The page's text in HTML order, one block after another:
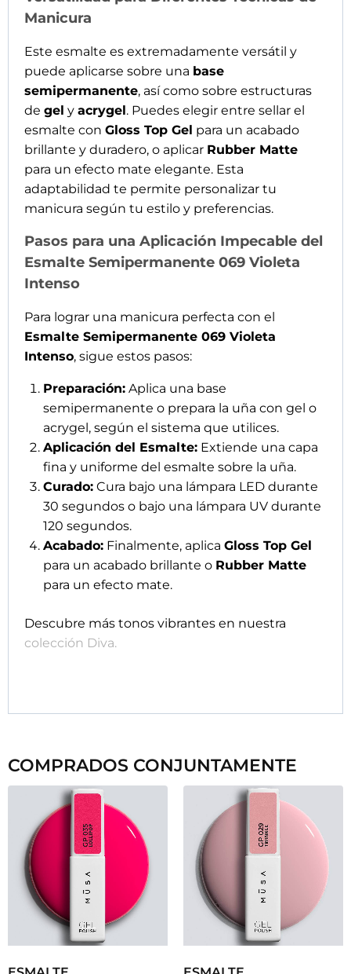
Manicura
Este esmalte es extremadamente versátil y
puede aplicarse sobre una base
semipermanente, así como sobre estructuras
de gel y acrygel. Puedes elegir entre sellar el
esmalte con Gloss Top Gel para un acabado
brillante y duradero, o aplicar Rubber Matte
para un efecto mate elegante. Esta
adaptabilidad te permite personalizar tu
manicura según tu estilo y preferencias.
Pasos para una Aplicación Impecable del
Esmalte Semipermanente 069 Violeta
Intenso
Para lograr una manicura perfecta con el
Esmalte Semipermanente 069 Violeta
Intenso, sigue estos pasos:
Preparación: Aplica una base
semipermanente o prepara la uña con gel o
acrygel, según el sistema que utilices.
Aplicación del Esmalte: Extiende una capa
fina y uniforme del esmalte sobre la uña.
Curado: Cura bajo una lámpara LED durante
30 segundos o bajo una lámpara UV durante
120 segundos.
Acabado: Finalmente, aplica Gloss Top Gel
para un acabado brillante o Rubber Matte
para un efecto mate.
Descubre más tonos vibrantes en nuestra
colección Diva.
COMPRADOS CONJUNTAMENTE
Apúntate a nuestra
NEWSLETTER
descuento
Acepto el tratamiento de mis datos. SIMAU SL
tratará tus datos con la finalidad de mantenerte
novedades sobre musanailspain.com. Más
información en nuestraPolítica de privacidad *
Enviar